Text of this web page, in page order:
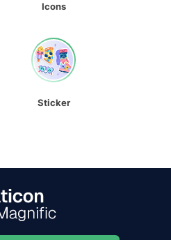
Icons
Sticker